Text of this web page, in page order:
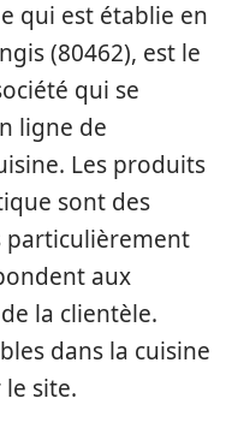
qui est établie en
(80462), est le
qui se
ligne de
Les produits
sont des
particulièrement
aux
la clientèle.
dans la cuisine
site.